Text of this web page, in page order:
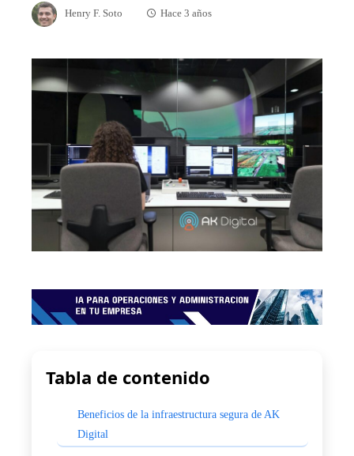
Henry F. Soto Hace 3 años
Tabla de contenido
Beneficios de la infraestructura segura de AK
Digital